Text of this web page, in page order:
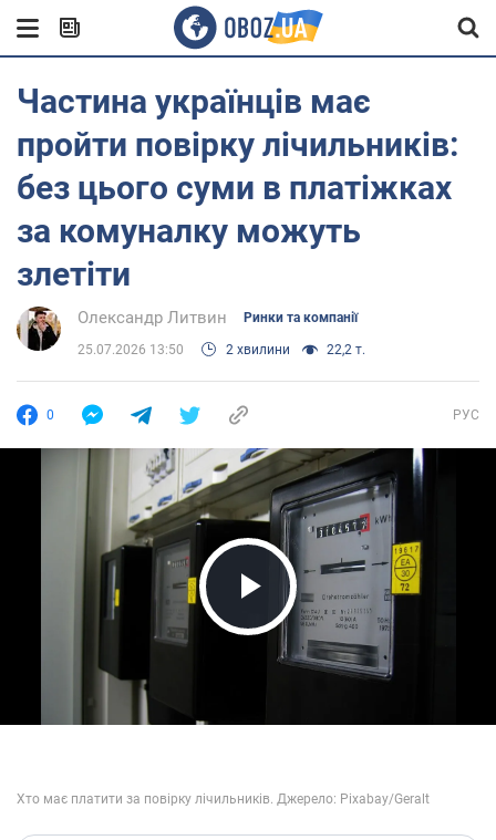
Частина українців має
пройти повірку лічильників:
без цього суми в платіжках
за комуналку можуть
злетіти
Олександр Литвин Ринки та компанії
25.07.2026 13:50 2 хвилини 22,2 т.
0 РУС
Play Video